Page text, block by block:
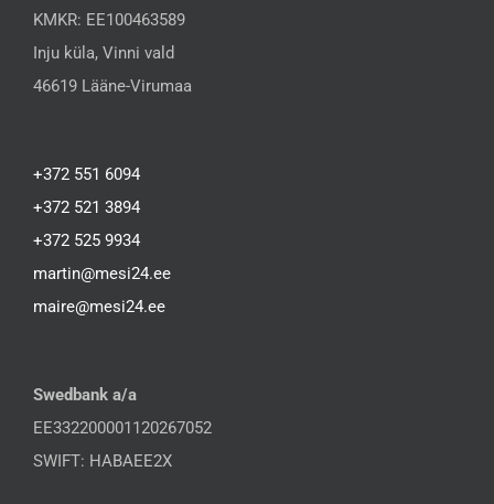
KMKR: EE100463589
Inju küla, Vinni vald
46619 Lääne-Virumaa
+372 551 6094
+372 521 3894
+372 525 9934
martin@mesi24.ee
maire@mesi24.ee
Swedbank a/a
EE332200001120267052
SWIFT: HABAEE2X